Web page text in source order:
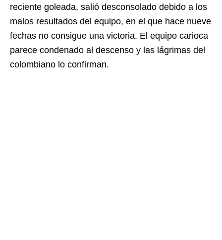
reciente goleada, salió desconsolado debido a los
malos resultados del equipo, en el que hace nueve
fechas no consigue una victoria. El equipo carioca
parece condenado al descenso y las lágrimas del
colombiano lo confirman.